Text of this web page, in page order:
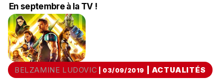
En septembre à la TV !
BELZAMINE LUDOVIC | 03/09/2019 ACTUALITÉS